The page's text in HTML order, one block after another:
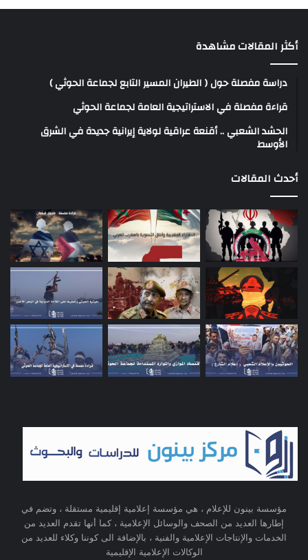
أكثر المقالات مشاهدة
دراسة مفصلة حول ( الطيران المسير التابع لجماعة الحوثي )
قراءة مفصلة في الاستراتيجية العامة لجماعة الحوثي
الحشد الشعبي .. أقنعة عراقية لولاية إيرانية جديدة في الشرق
الأوسط
أحدث المقالات
مؤسسة بينون للإعلام ، هي مؤسسة إعلامية إقليمية مستقلة ، وتضم في
إطارها العديد من الصحف والوسائل الإعلامية ، كما أنها تقدم العديد من
الخدمات والإنتاجات الإعلامية والفنية ، بالإضافة الى كوننا وكلاء للعديد من
الوكالات الإعلامية الإقليمية